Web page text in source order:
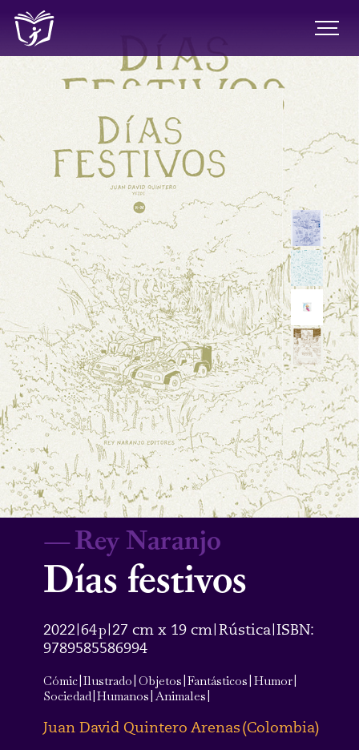
—Rey Naranjo
Días festivos
2022 64p 27 cm x 19 cm Rústica ISBN:
9789585586994
Cómic Ilustrado Objetos Fantásticos Humor
Sociedad Humanos Animales
Juan David Quintero Arenas(Colombia)